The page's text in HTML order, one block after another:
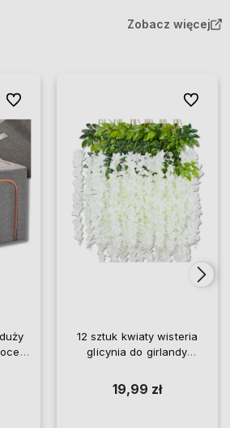
Zobacz więcej
Do ulubionych
12 sztuk kwiaty wisteria
glicynia do girlandy
19,99 zł
Do